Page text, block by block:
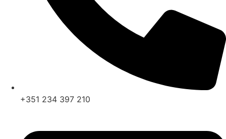
+351 234 397 210